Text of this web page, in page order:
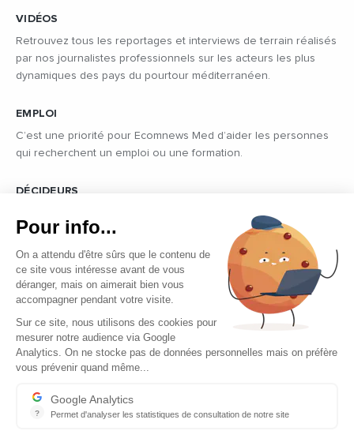
VIDÉOS
Retrouvez tous les reportages et interviews de terrain réalisés
par nos journalistes professionnels sur les acteurs les plus
dynamiques des pays du pourtour méditerranéen.
EMPLOI
C’est une priorité pour Ecomnews Med d’aider les personnes
qui recherchent un emploi ou une formation.
DÉCIDEURS
politique des pays du pourtour de la Méditerranée.
Copyright © 2026 - Tous droits réservés
Qui sommes-nous ?
Contact
Mentions légales
Pour info...
On a attendu d'être sûrs que le contenu de
ce site vous intéresse avant de vous
déranger, mais on aimerait bien vous
accompagner pendant votre visite.
Sur ce site, nous utilisons des cookies pour
mesurer notre audience via Google
Analytics. On ne stocke pas de données personnelles mais on préfère
vous prévenir quand même...
?
Google Analytics
Permet d'analyser les statistiques de consultation de notre site